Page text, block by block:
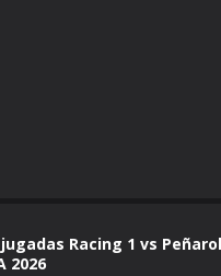
Racing 1 vs Peñarol
2026